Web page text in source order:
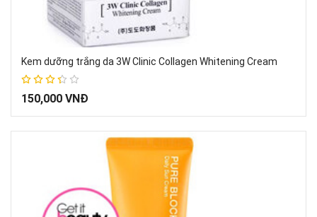
Kem dưỡng trắng da 3W Clinic Collagen Whitening Cream
67%
150,000 VNĐ